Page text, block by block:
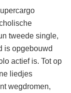
tweede single,
is opgebouwd
actief is. Tot op
liedjes
wegdromen,